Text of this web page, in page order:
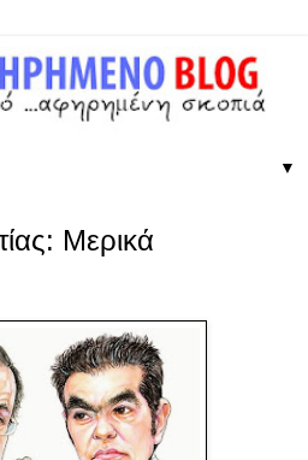
▼
Μερικά